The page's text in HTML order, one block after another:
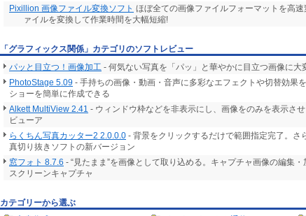
Pixillion 画像ファイル変換ソフト ほぼ全ての画像ファイルフォーマットを高
ァイルを変換して作業時間を大幅短縮!
「グラフィックス関係」カテゴリのソフトレビュー
パッと目立つ！画像加工 - 何気ない写真を「パッ」と華やかに目立つ画像に大
PhotoStage 5.09 - 手持ちの画像・動画・音声に多彩なエフェクトや切替効果
ショーを簡単に作成できる
Alkett MultiView 2.41 - ウィンドウ枠などを非表示にし、画像をのみを表示さ
ビューア
らくちん写真カッター2 2.0.0.0 - 背景をクリックするだけで範囲指定完了。
真切り抜きソフトの新バージョン
窓フォト 8.7.6 - “見たまま”を画像として取り込める。キャプチャ画像の編集
スクリーンキャプチャ
カテゴリーから選ぶ